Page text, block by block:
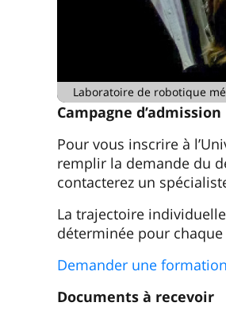
Laboratoire de robotique
Campagne d’admission
Pour vous inscrire à
remplir la demande du
contacterez un
La trajectoire
déterminée pour
Demander une formation
Documents à recevoir